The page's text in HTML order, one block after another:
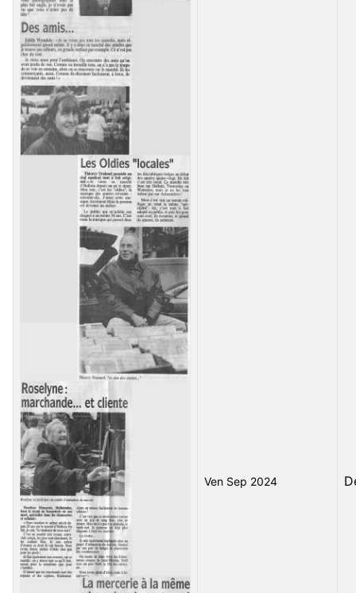
Ven Sep 2024